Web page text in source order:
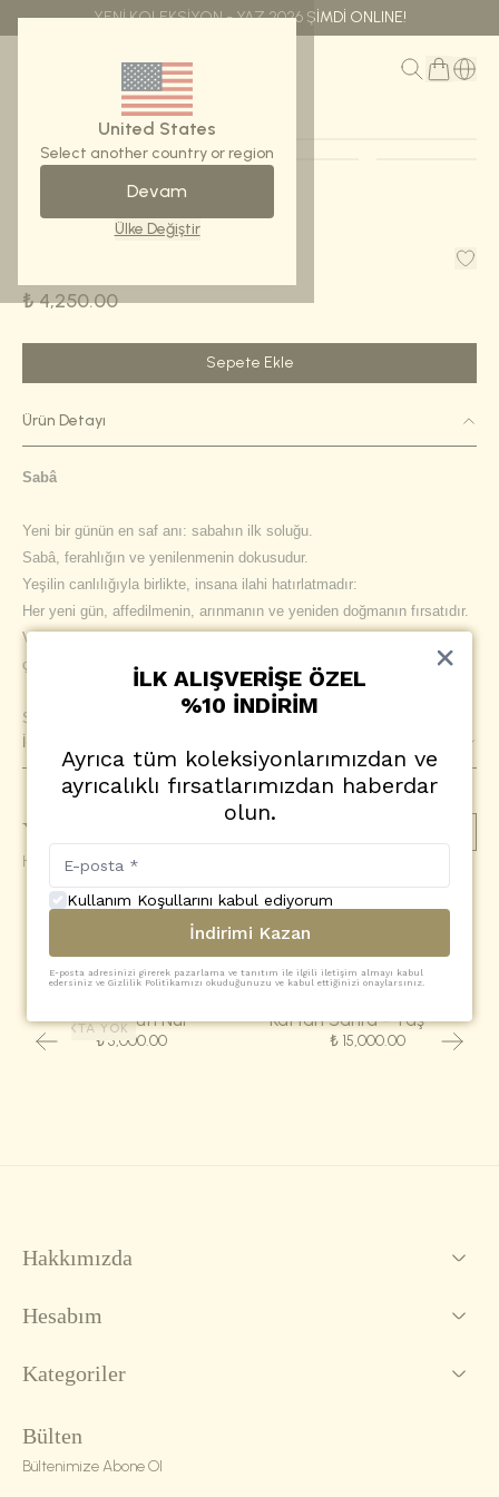
United States
Select another country or region
Devam
Ülke Değiştir
YENİ KOLEKSİYON - YAZ 2026 ŞİMDİ ONLINE!
Ana Sayfa Şal Kare-Sabâ
₺ 4,250.00
Sepete Ekle
Ürün Detayı
Sabâ
Yeni bir günün en saf anı: sabahın ilk soluğu.
Sabâ, ferahlığın ve yenilenmenin dokusudur.
Yeşilin canlılığıyla birlikte, insana ilahi hatırlatmadır:
Her yeni gün, affedilmenin, arınmanın ve yeniden doğmanın fırsatıdır.
Ve bazen, sadece sabahı görmek bile bir duadır;
çünkü her doğan güneş, Rahman’ın “yeniden başla” deyişidir.
Sabâ modelimiz, bu duygularla sizlere eşlik etmesi için tasarlandı.
İçerik
Yorumlar
Henüz yorum yapılmamış
SİZİN İÇİN SEÇTİKLERİMİZ
STOKTA YOK
Eşarp-Kûfî Nur
₺ 5,000.00
Kaftan Sahra - Taş Yeşili
₺ 15,000.00
Hakkımızda
Hesabım
Kategoriler
Bülten
Bültenimize Abone Ol
İLK ALIŞVERİŞE ÖZEL
%10 İNDİRİM
Ayrıca tüm koleksiyonlarımızdan ve
ayrıcalıklı fırsatlarımızdan haberdar
olun.
Kullanım Koşullarını kabul ediyorum
İndirimi Kazan
E-posta adresinizi girerek pazarlama ve tanıtım ile ilgili iletişim almayı kabul
edersiniz ve Gizlilik Politikamızı okuduğunuzu ve kabul ettiğinizi onaylarsınız.